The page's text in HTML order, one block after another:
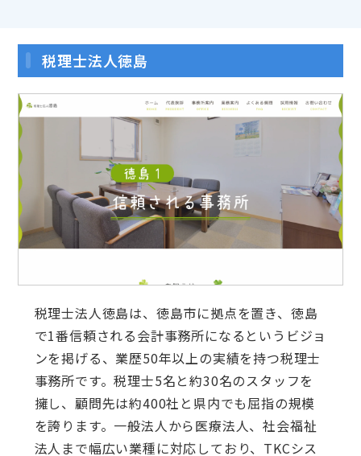
税理士法人徳島
税理士法人徳島は、徳島市に拠点を置き、徳島
で1番信頼される会計事務所になるというビジョ
ンを掲げる、業歴50年以上の実績を持つ税理士
事務所です。税理士5名と約30名のスタッフを
擁し、顧問先は約400社と県内でも屈指の規模
を誇ります。一般法人から医療法人、社会福祉
法人まで幅広い業種に対応しており、TKCシス